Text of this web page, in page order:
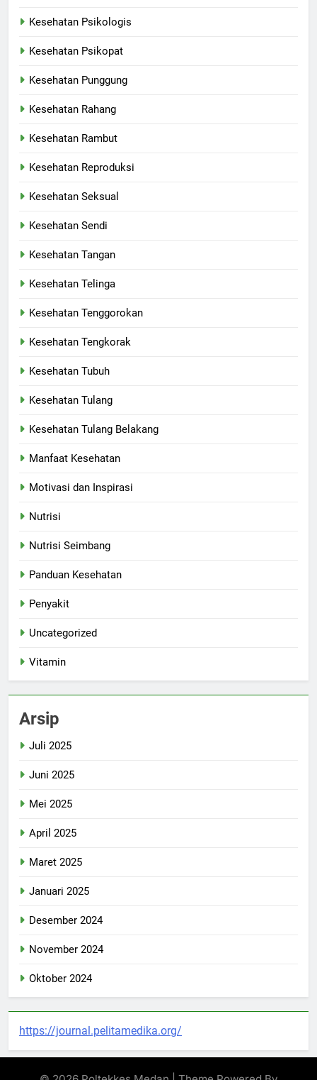
Kesehatan Psikologis
Kesehatan Psikopat
Kesehatan Punggung
Kesehatan Rahang
Kesehatan Rambut
Kesehatan Reproduksi
Kesehatan Seksual
Kesehatan Sendi
Kesehatan Tangan
Kesehatan Telinga
Kesehatan Tenggorokan
Kesehatan Tengkorak
Kesehatan Tubuh
Kesehatan Tulang
Kesehatan Tulang Belakang
Manfaat Kesehatan
Motivasi dan Inspirasi
Nutrisi
Nutrisi Seimbang
Panduan Kesehatan
Penyakit
Uncategorized
Vitamin
Arsip
Juli 2025
Juni 2025
Mei 2025
April 2025
Maret 2025
Januari 2025
Desember 2024
November 2024
Oktober 2024
https://journal.pelitamedika.org/